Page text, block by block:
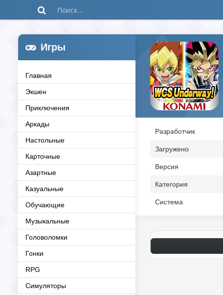
Игры
Главная
Экшен
Приключения
Аркады
Настольные
Карточные
Азартные
Казуальные
Обучающие
Музыкальные
Головоломки
Гонки
RPG
Симуляторы
Разработчик
Загружено
Версия
Категория
Система